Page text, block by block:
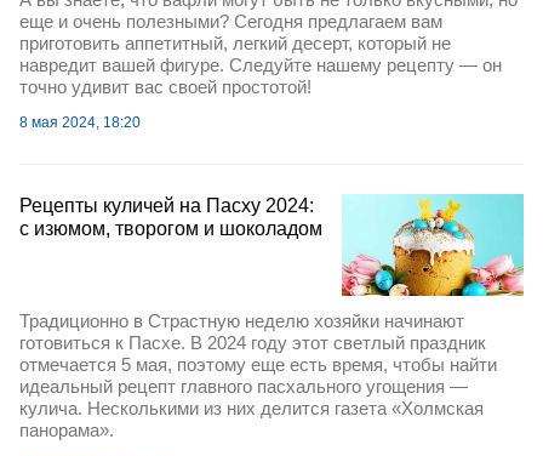
еще и очень полезными? Сегодня предлагаем вам
приготовить аппетитный, легкий десерт, который не
навредит вашей фигуре. Следуйте нашему рецепту — он
точно удивит вас своей простотой!
8 мая 2024, 18:20
Рецепты куличей на Пасху 2024:
c изюмом, творогом и шоколадом
Традиционно в Страстную неделю хозяйки начинают
готовиться к Пасхе. В 2024 году этот светлый праздник
отмечается 5 мая, поэтому еще есть время, чтобы найти
идеальный рецепт главного пасхального угощения —
кулича. Несколькими из них делится газета «Холмская
панорама».